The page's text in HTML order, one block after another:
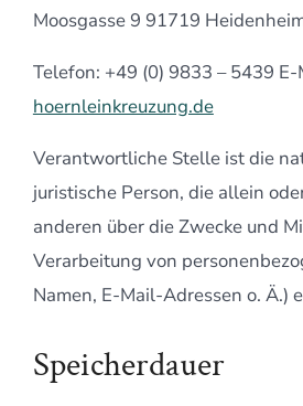
Moosgasse 9 91719
Telefon: +49 (0) 9833 – 5439 E-
hoernleinkreuzung.de
Verantwortliche Stelle ist die
juristische Person, die allein
anderen über die Zwecke und
Verarbeitung von
Namen, E-Mail-Adressen o. Ä.)
Speicherdauer